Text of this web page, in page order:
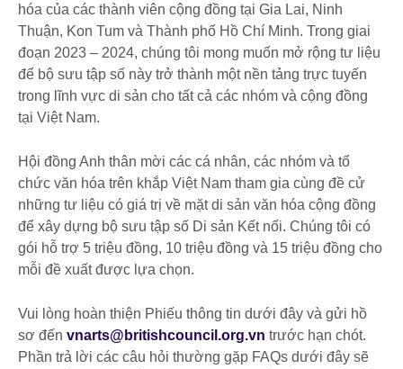
hóa của các thành viên cộng đồng tại Gia Lai, Ninh
Thuận, Kon Tum và Thành phố Hồ Chí Minh. Trong giai
đoạn 2023 – 2024, chúng tôi mong muốn mở rộng tư liệu
để bộ sưu tập số này trở thành một nền tảng trực tuyến
trong lĩnh vực di sản cho tất cả các nhóm và cộng đồng
tại Việt Nam.
Hội đồng Anh thân mời các cá nhân, các nhóm và tổ
chức văn hóa trên khắp Việt Nam tham gia cùng đề cử
những tư liệu có giá trị về mặt di sản văn hóa cộng đồng
để xây dựng bộ sưu tập số Di sản Kết nối. Chúng tôi có
gói hỗ trợ 5 triệu đồng, 10 triệu đồng và 15 triệu đồng cho
mỗi đề xuất được lựa chọn.
Vui lòng hoàn thiện Phiếu thông tin dưới đây và gửi hồ
sơ đến vnarts@britishcouncil.org.vn trước hạn chót.
Phần trả lời các câu hỏi thường gặp FAQs dưới đây sẽ